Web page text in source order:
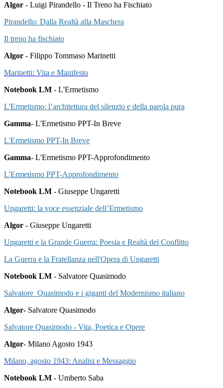
Algor - Luigi Pirandello - Il Treno ha Fischiato
Pirandello: Dalla Realtà alla Maschera
Il treno ha fischiato
Algor - Filippo Tommaso Marinetti
Marinetti: Vita e Manifesto
Notebook LM - L'Ermetismo
L'Ermetismo: l’architettura del silenzio e della parola pura
Gamma- L'Ermetismo PPT-In Breve
L'Ermetismo PPT-In Breve
Gamma- L'Ermetismo PPT-Approfondimento
L'Ermetismo PPT-Approfondimento
Notebook LM - Giuseppe Ungaretti
Ungaretti: la voce essenziale dell’Ermetismo
Algor - Giuseppe Ungaretti
Ungaretti e la Grande Guerra: Poesia e Realtà del Conflitto
La Guerra e la Fratellanza nell'Opera di Ungaretti
Notebook LM - Salvatore Quasimodo
Salvatore Quasimodo e i giganti del Modernismo italiano
Algor- Salvatore Quasimodo
Salvatore Quasimodo - Vita, Poetica e Opere
Algor- Milano Agosto 1943
Milano, agosto 1943: Analisi e Messaggio
Notebook LM - Umberto Saba